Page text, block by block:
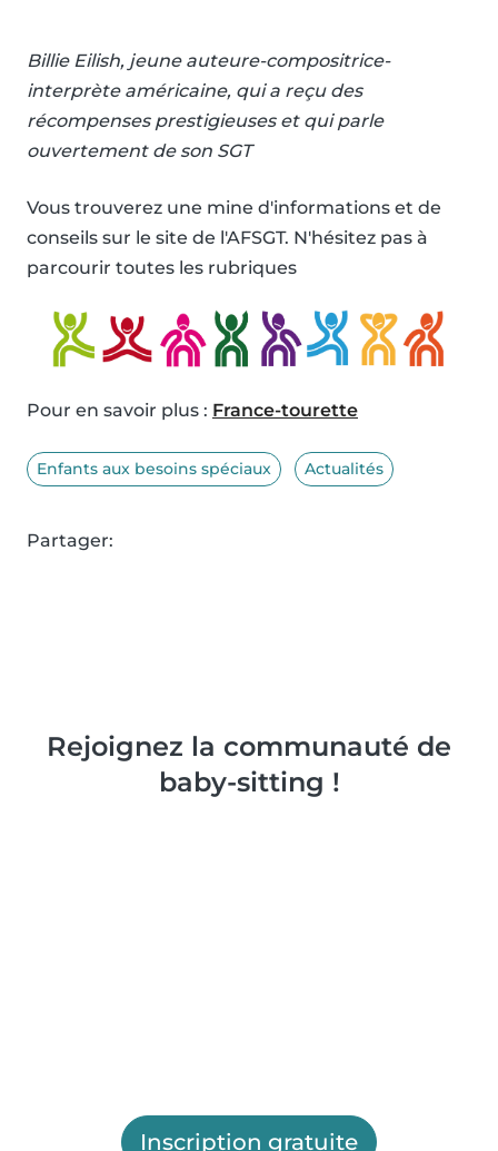
Billie Eilish, jeune auteure-compositrice-
interprète américaine, qui a reçu des
récompenses prestigieuses et qui parle
ouvertement de son SGT
Vous trouverez une mine d'informations et de
conseils sur le site de l'AFSGT. N'hésitez pas à
parcourir toutes les rubriques
Pour en savoir plus : France-tourette
Enfants aux besoins spéciaux Actualités
Partager:
Rejoignez la communauté de
baby-sitting !
Inscription gratuite